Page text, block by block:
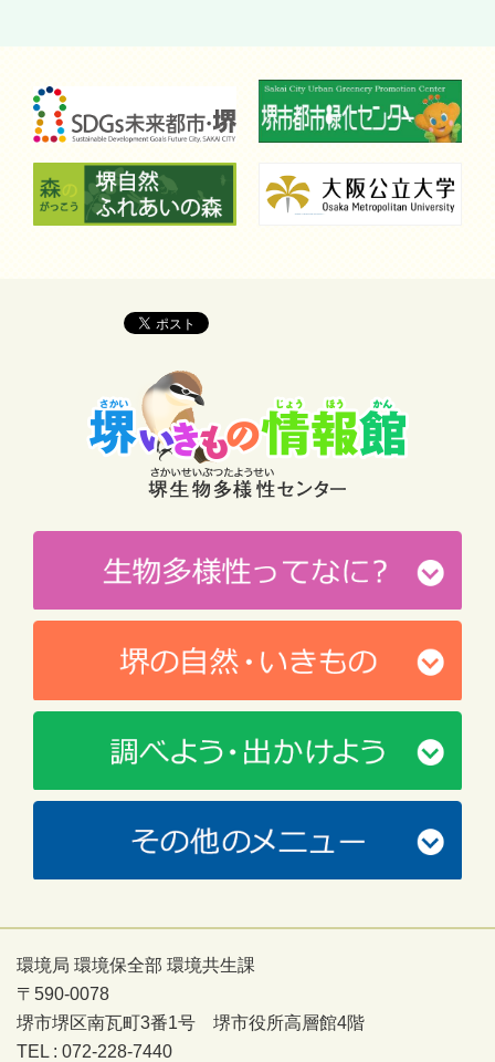
環境局 環境保全部 環境共生課
〒590-0078
堺市堺区南瓦町3番1号 堺市役所高層館4階
TEL : 072-228-7440